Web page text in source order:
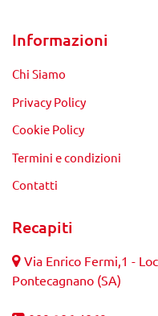
Informazioni
Chi Siamo
Privacy Policy
Cookie Policy
Termini e condizioni
Contatti
Recapiti
Via Enrico Fermi,1 -
Pontecagnano (SA)